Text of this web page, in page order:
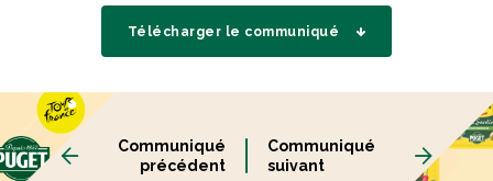
Télécharger le communiqué
Communiqué
précédent
Communiqué
suivant